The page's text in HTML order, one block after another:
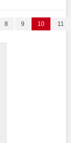
8 9 10 11